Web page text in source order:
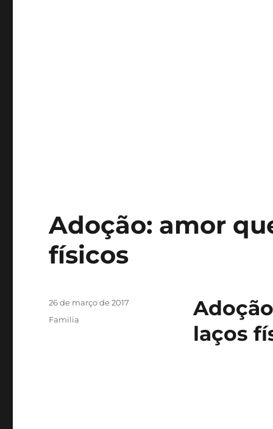
Adoção: amor
físicos
laços
Publicado
26 de março de 2017
Categorias
Familia